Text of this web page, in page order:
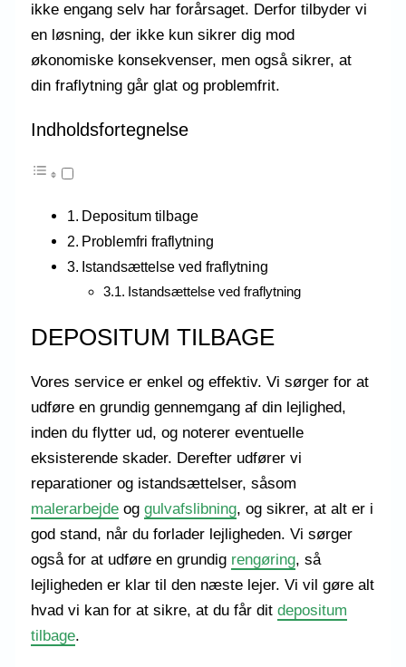
ikke engang selv har forårsaget. Derfor tilbyder vi
en løsning, der ikke kun sikrer dig mod
økonomiske konsekvenser, men også sikrer, at
din fraflytning går glat og problemfrit.
Indholdsfortegnelse
Depositum tilbage
Problemfri fraflytning
Istandsættelse ved fraflytning
Istandsættelse ved fraflytning
DEPOSITUM TILBAGE
Vores service er enkel og effektiv. Vi sørger for at
udføre en grundig gennemgang af din lejlighed,
inden du flytter ud, og noterer eventuelle
eksisterende skader. Derefter udfører vi
reparationer og istandsættelser, såsom
malerarbejde oggulvafslibning, og sikrer, at alt er i
god stand, når du forlader lejligheden. Vi sørger
også for at udføre en grundig rengøring, så
lejligheden er klar til den næste lejer. Vi vil gøre alt
hvad vi kan for at sikre, at du får ditdepositum
tilbage.